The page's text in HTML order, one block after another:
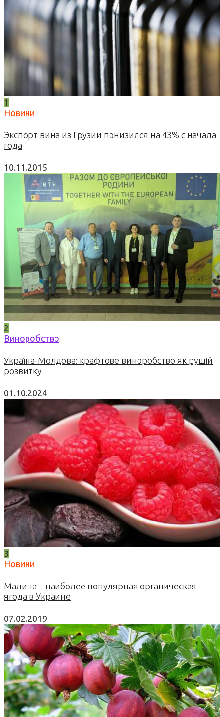
1
Новини
Экспорт вина из Грузии понизился на 43% с начала
года
10.11.2015
2
Виноробство
Україна-Молдова: крафтове виноробство як рушій
розвитку
01.10.2024
3
Новини
Малина – наиболее популярная органическая
ягода в Украине
07.02.2019